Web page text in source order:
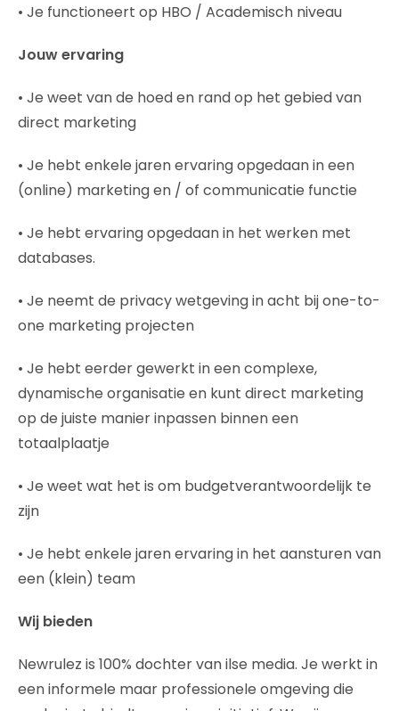
• Je functioneert op HBO / Academisch niveau
Jouw ervaring
• Je weet van de hoed en rand op het gebied van
direct marketing
• Je hebt enkele jaren ervaring opgedaan in een
(online) marketing en / of communicatie functie
• Je hebt ervaring opgedaan in het werken met
databases.
• Je neemt de privacy wetgeving in acht bij one-to-
one marketing projecten
• Je hebt eerder gewerkt in een complexe,
dynamische organisatie en kunt direct marketing
op de juiste manier inpassen binnen een
totaalplaatje
• Je weet wat het is om budgetverantwoordelijk te
zijn
• Je hebt enkele jaren ervaring in het aansturen van
een (klein) team
Wij bieden
Newrulez is 100% dochter van ilse media. Je werkt in
een informele maar professionele omgeving die